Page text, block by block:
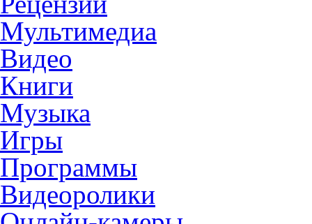
Мультимедиа
Видео
Книги
Музыка
Игры
Программы
Видеоролики